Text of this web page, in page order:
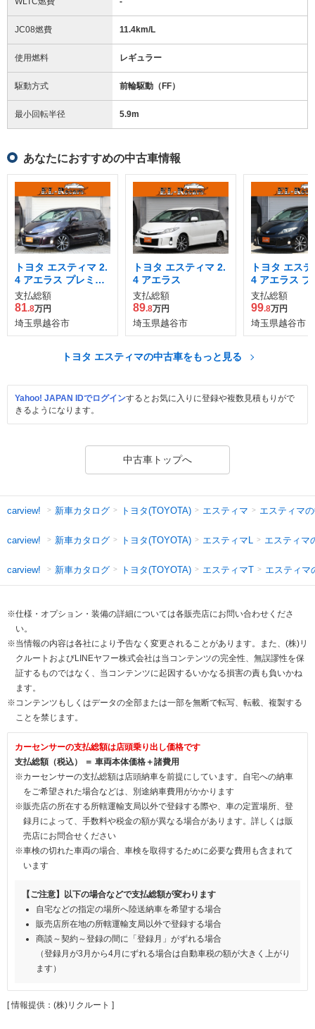
JC08燃費 11.4km/L
使用燃料 レギュラー
駆動方式 前輪駆動（FF）
最小回転半径 5.9m
あなたにおすすめの中古車情報
トヨタ エスティマ 2.
4 アエラス プレミア
ム エディション
支払総額
81.8万円
埼玉県越谷市
トヨタ エスティマ 2.
4 アエラス
支払総額
89.8万円
埼玉県越谷市
トヨタ エス
4 アエラス プ
ム エディショ
支払総額
99.8万円
埼玉県越谷市
トヨタ エスティマの中古車をもっと見る
Yahoo! JAPAN IDでログインするとお気に入りに登録や複数見積もりがで
きるようになります。
中古車トップへ
carview! 新車カタログ トヨタ(TOYOTA) エスティマ エスティマ
carview! 新車カタログ トヨタ(TOYOTA) エスティマL エスティマ
carview! 新車カタログ トヨタ(TOYOTA) エスティマT エスティマ
※仕様・オプション・装備の詳細については各販売店にお問い合わせくださ
い。
※当情報の内容は各社により予告なく変更されることがあります。また、(株)リ
クルートおよびLINEヤフー株式会社は当コンテンツの完全性、無誤謬性を保
証するものではなく、当コンテンツに起因するいかなる損害の責も負いかね
ます。
※コンテンツもしくはデータの全部または一部を無断で転写、転載、複製する
ことを禁じます。
カーセンサーの支払総額は店頭乗り出し価格です
支払総額（税込） ＝ 車両本体価格＋諸費用
※カーセンサーの支払総額は店頭納車を前提にしています。自宅への納車
をご希望された場合などは、別途納車費用がかかります
※販売店の所在する所轄運輸支局以外で登録する際や、車の定置場所、登
録月によって、手数料や税金の額が異なる場合があります。詳しくは販
売店にお問合せください
※車検の切れた車両の場合、車検を取得するために必要な費用も含まれて
います
【ご注意】以下の場合などで支払総額が変わります
自宅などの指定の場所へ陸送納車を希望する場合
販売店所在地の所轄運輸支局以外で登録する場合
商談～契約～登録の間に「登録月」がずれる場合
（登録月が3月から4月にずれる場合は自動車税の額が大きく上がり
ます）
[ 情報提供：(株)リクルート ]